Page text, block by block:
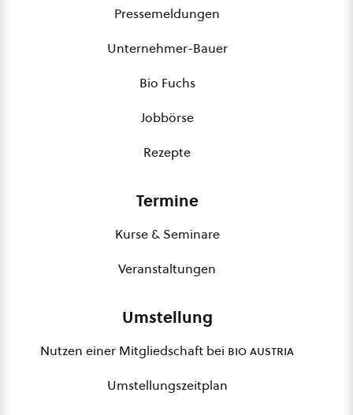
Pressemeldungen
Unternehmer-Bauer
Bio Fuchs
Jobbörse
Rezepte
Termine
Kurse & Seminare
Veranstaltungen
Umstellung
Nutzen einer Mitgliedschaft bei bio austria
Umstellungszeitplan